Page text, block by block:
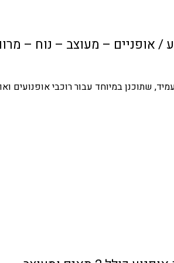
/ אופניים – מעוצב – נוח –
שתוכנן במיוחד עבור רוכבי